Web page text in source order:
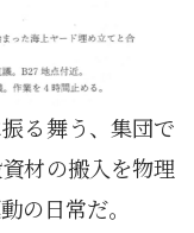
る舞う、集団で
材の搬入を物理
の日常だ。